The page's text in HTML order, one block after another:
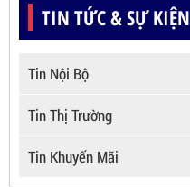
TIN TỨC & SỰ KIỆN
Tin Nội Bộ
Tin Thị Trường
Tin Khuyến Mãi